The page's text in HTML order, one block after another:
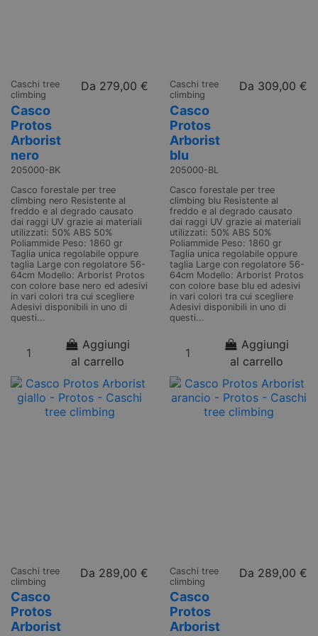
Caschi tree
climbing
Casco
Protos
Arborist
nero
205000-BK
Da 279,00 €
Casco forestale per tree
climbing nero Resistente al
freddo e al degrado causato
dai raggi UV grazie ai materiali
utilizzati: 50% ABS 50%
Poliammide Peso: 1860 gr
Taglia unica regolabile oppure
taglia Large con regolatore 56-
64cm Modello: Arborist Protos
con colore base nero ed adesivi
in vari colori tra cui scegliere
Adesivi disponibili in uno di
questi...
Aggiungi
al carrello
Caschi tree
climbing
Casco
Protos
Arborist
blu
205000-BL
Da 309,00 €
Casco forestale per tree
climbing blu Resistente al
freddo e al degrado causato
dai raggi UV grazie ai materiali
utilizzati: 50% ABS 50%
Poliammide Peso: 1860 gr
Taglia unica regolabile oppure
taglia Large con regolatore 56-
64cm Modello: Arborist Protos
con colore base blu ed adesivi
in vari colori tra cui scegliere
Adesivi disponibili in uno di
questi...
Aggiungi
al carrello
Caschi tree
climbing
Casco
Protos
Arborist
Da 289,00 €
Caschi tree
climbing
Casco
Protos
Arborist
Da 289,00 €